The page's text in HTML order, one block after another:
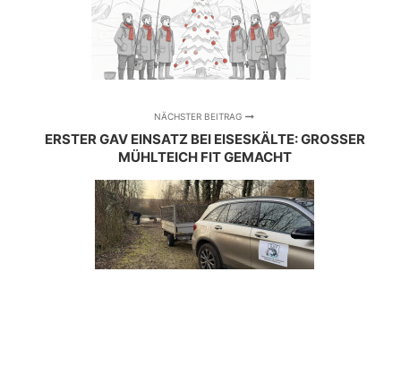
NÄCHSTER BEITRAG
ERSTER GAV EINSATZ BEI EISESKÄLTE: GROSSER M
ÜHLTEICH FIT GEMACHT